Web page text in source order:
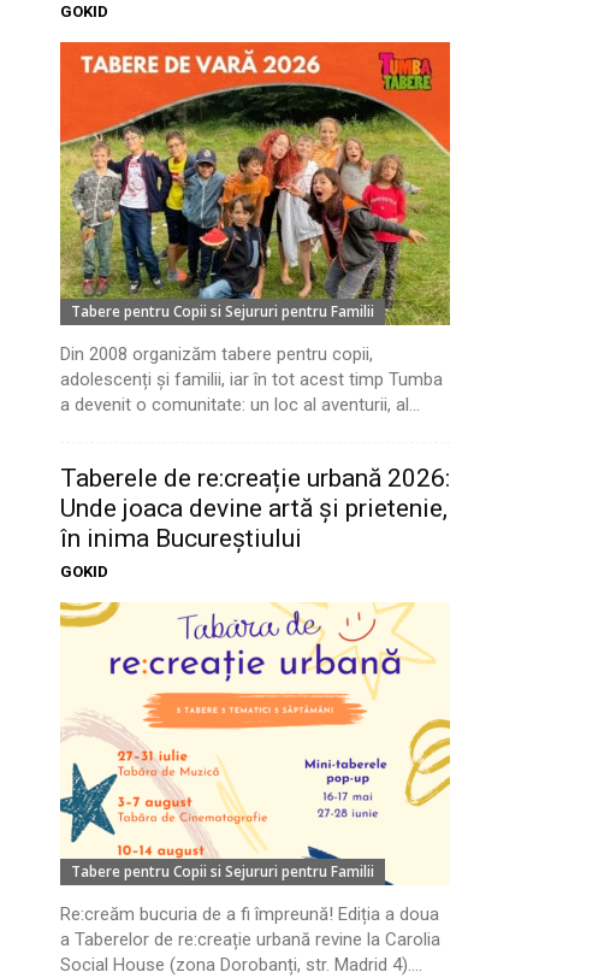
GOKID
Tabere pentru Copii si Sejururi pentru Familii
Din 2008 organizăm tabere pentru copii,
adolescenți și familii, iar în tot acest timp Tumba
a devenit o comunitate: un loc al aventurii, al...
Taberele de re:creație urbană 2026:
Unde joaca devine artă și prietenie,
în inima Bucureștiului
GOKID
Tabere pentru Copii si Sejururi pentru Familii
Re:creăm bucuria de a fi împreună! Ediția a doua
a Taberelor de re:creație urbană revine la Carolia
Social House (zona Dorobanți, str. Madrid 4)....